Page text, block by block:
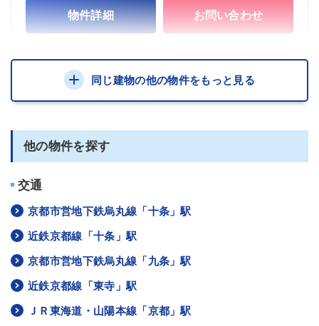
物件詳細 お問い合わせ
同じ建物の他の物件をもっと見る
他の物件を探す
交通
京都市営地下鉄烏丸線「十条」駅
近鉄京都線「十条」駅
京都市営地下鉄烏丸線「九条」駅
近鉄京都線「東寺」駅
ＪＲ東海道・山陽本線「京都」駅